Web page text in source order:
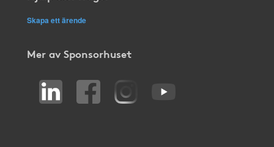
Skapa ett ärende
Mer av Sponsorhuset